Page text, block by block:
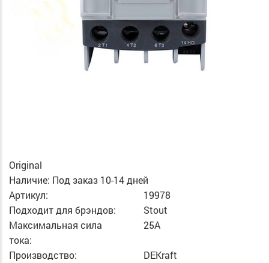
Original
Наличие: Под заказ 10-14 дней
Артикул:
19978
Подходит для брэндов:
Stout
Максимальная сила
тока:
25А
Производство:
DEKraft